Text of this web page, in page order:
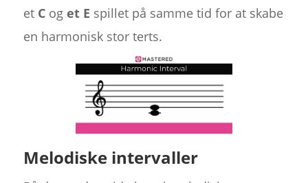
et Cog et E spillet på samme tid for at skabe
en harmonisk stor terts.
Melodiske intervaller